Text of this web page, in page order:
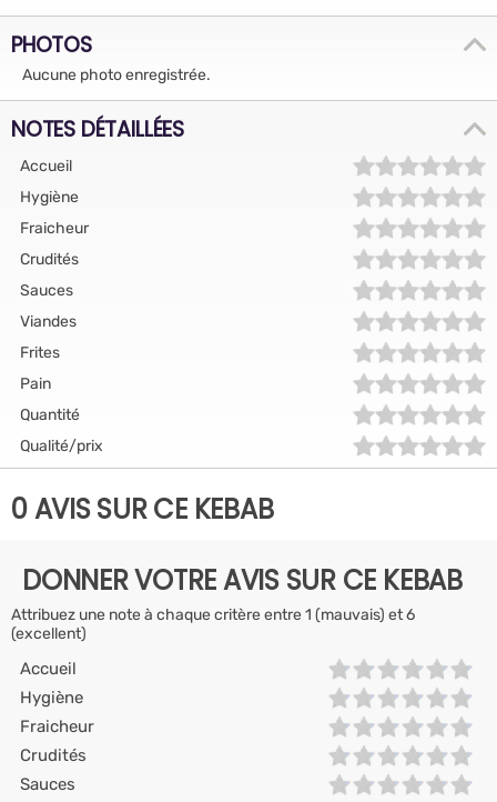
PHOTOS
Aucune photo enregistrée.
NOTES DÉTAILLÉES
Accueil
Hygiène
Fraicheur
Crudités
Sauces
Viandes
Frites
Pain
Quantité
Qualité/prix
0 AVIS SUR CE KEBAB
DONNER VOTRE AVIS SUR CE KEBAB
Attribuez une note à chaque critère entre 1 (mauvais) et 6
(excellent)
Accueil
Hygiène
Fraicheur
Crudités
Sauces